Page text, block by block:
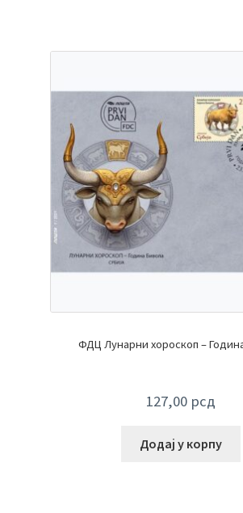
ФДЦ Лунарни хороскоп –
127,00 рсд
Додај у корпу